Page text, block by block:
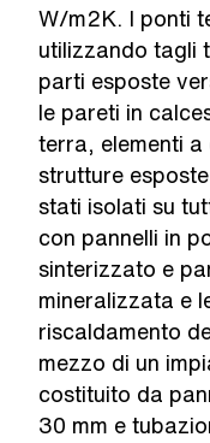
W/m2K. I ponti
utilizzando tagli
parti esposte
le pareti in
terra, elementi
strutture
stati isolati su
con pannelli in
sinterizzato e
mineralizzata e
riscaldamento
mezzo di un
costituito da
30 mm e